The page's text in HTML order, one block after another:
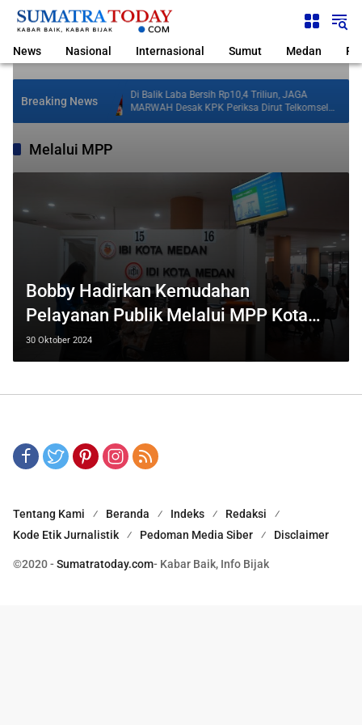
Langsung
News Nasional Internasional Sumut Medan
Breaking News
Bermain
Di Balik Laba Bersih Rp10,4 Triliun, JAGA
MARWAH Desak KPK Periksa Dirut Telkomsel
Nugroho Terkait Dugaan Kasus Notifikasi
Melalui MPP
Bobby Hadirkan Kemudahan
Pelayanan Publik Melalui MPP Kota
Medan
30 Oktober 2024
Tentang Kami Beranda Indeks
Redaksi
Kode Etik Jurnalistik
Pedoman Media Siber Disclaimer
©2020 -Sumatratoday.com- Kabar Baik, Info Bijak